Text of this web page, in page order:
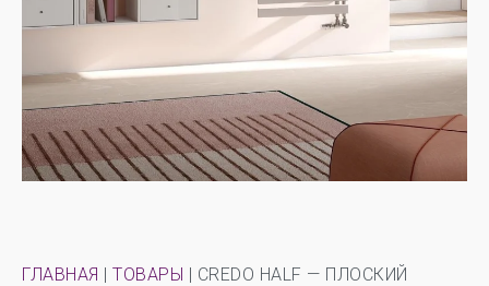
ГЛАВНАЯ | ТОВАРЫ | CREDO HALF — ПЛОСКИЙ